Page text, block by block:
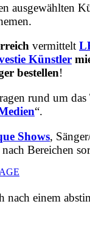
ausgewählten
vermittelt
Künstler
bestellen!
rund um
“.
Shows,
Bereichen
nach einem